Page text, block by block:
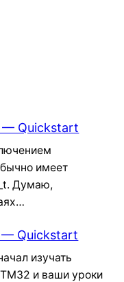
— Quickstart
имеет
Думаю,
— Quickstart
изучать
и ваши уроки